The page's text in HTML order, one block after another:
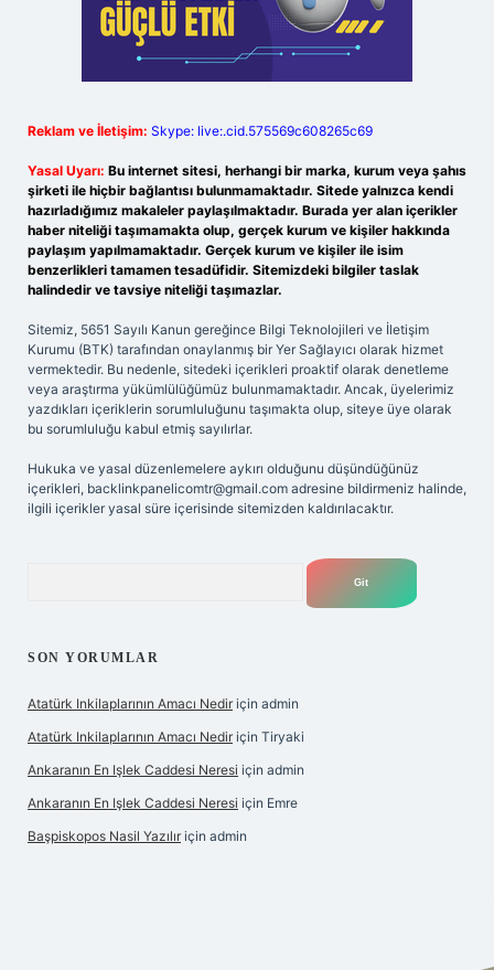
Reklam ve İletişim: Skype: live:.cid.575569c608265c69
Yasal Uyarı: Bu internet sitesi, herhangi bir marka, kurum veya şahıs
şirketi ile hiçbir bağlantısı bulunmamaktadır. Sitede yalnızca kendi
hazırladığımız makaleler paylaşılmaktadır. Burada yer alan içerikler
haber niteliği taşımamakta olup, gerçek kurum ve kişiler hakkında
paylaşım yapılmamaktadır. Gerçek kurum ve kişiler ile isim
benzerlikleri tamamen tesadüfidir. Sitemizdeki bilgiler taslak
halindedir ve tavsiye niteliği taşımazlar.
Sitemiz, 5651 Sayılı Kanun gereğince Bilgi Teknolojileri ve İletişim
Kurumu (BTK) tarafından onaylanmış bir Yer Sağlayıcı olarak hizmet
vermektedir. Bu nedenle, sitedeki içerikleri proaktif olarak denetleme
veya araştırma yükümlülüğümüz bulunmamaktadır. Ancak, üyelerimiz
yazdıkları içeriklerin sorumluluğunu taşımakta olup, siteye üye olarak
bu sorumluluğu kabul etmiş sayılırlar.
Hukuka ve yasal düzenlemelere aykırı olduğunu düşündüğünüz
içerikleri, backlinkpanelicomtr@gmail.com adresine bildirmeniz halinde,
ilgili içerikler yasal süre içerisinde sitemizden kaldırılacaktır.
SON YORUMLAR
Atatürk Inkilaplarının Amacı Nedir için admin
Atatürk Inkilaplarının Amacı Nedir için Tiryaki
Ankaranın En Işlek Caddesi Neresi için admin
Ankaranın En Işlek Caddesi Neresi için Emre
Başpiskopos Nasil Yazılır için admin